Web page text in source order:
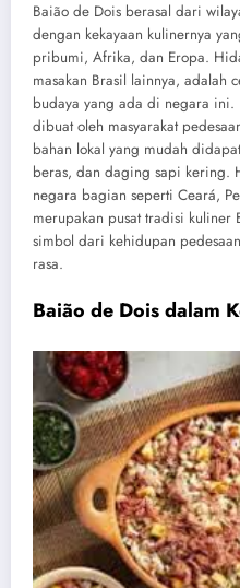
Baião de Dois berasal dari
dengan kekayaan kulinernya
pribumi, Afrika, dan Eropa.
masakan Brasil lainnya, adalah
budaya yang ada di negara ini.
dibuat oleh masyarakat
bahan lokal yang mudah
beras, dan daging sapi kering.
negara bagian seperti Ceará,
merupakan pusat tradisi
simbol dari kehidupan
rasa.
Baião de Dois dalam